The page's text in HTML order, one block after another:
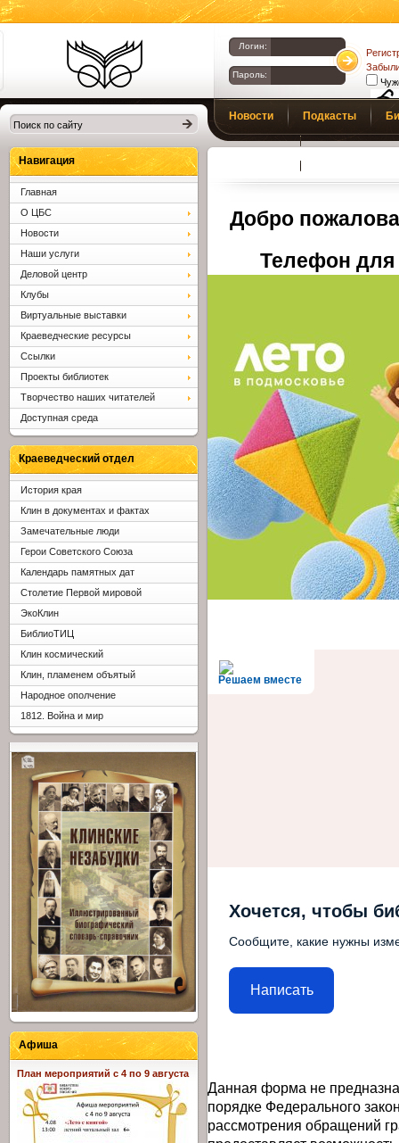
Библиотеки
Клина. Клинская
ЦБС.
Логин:
Пароль:
Новости Подкасты
Добро
Телефон для
Решаем вместе
Хочется, чтобы
Сообщите, какие нужны
Написать
Данная форма не
порядке Федерального
рассмотрения обращений
Навигация
Главная
О ЦБС
Новости
Наши услуги
Деловой центр
Клубы
Виртуальные выставки
Краеведческие ресурсы
Ссылки
Проекты библиотек
Творчество наших читателей
Доступная среда
Краеведческий отдел
История края
Клин в документах и фактах
Замечательные люди
Герои Советского Союза
Календарь памятных дат
Столетие Первой мировой
ЭкоКлин
БиблиоТИЦ
Клин космический
Клин, пламенем объятый
Народное ополчение
1812. Война и мир
Афиша
План мероприятий с 4 по 9 августа